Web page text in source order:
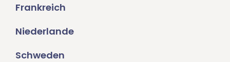
Frankreich
Niederlande
Schweden